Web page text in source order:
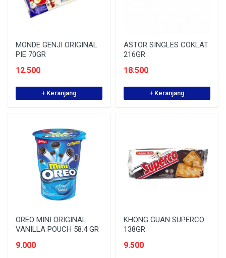
MONDE GENJI ORIGINAL
PIE 70GR
12.500
+ Keranjang
ASTOR SINGLES COKLAT
216GR
18.500
+ Keranjang
OREO MINI ORIGINAL
VANILLA POUCH 58.4 GR
9.000
KHONG GUAN SUPERCO
138GR
9.500